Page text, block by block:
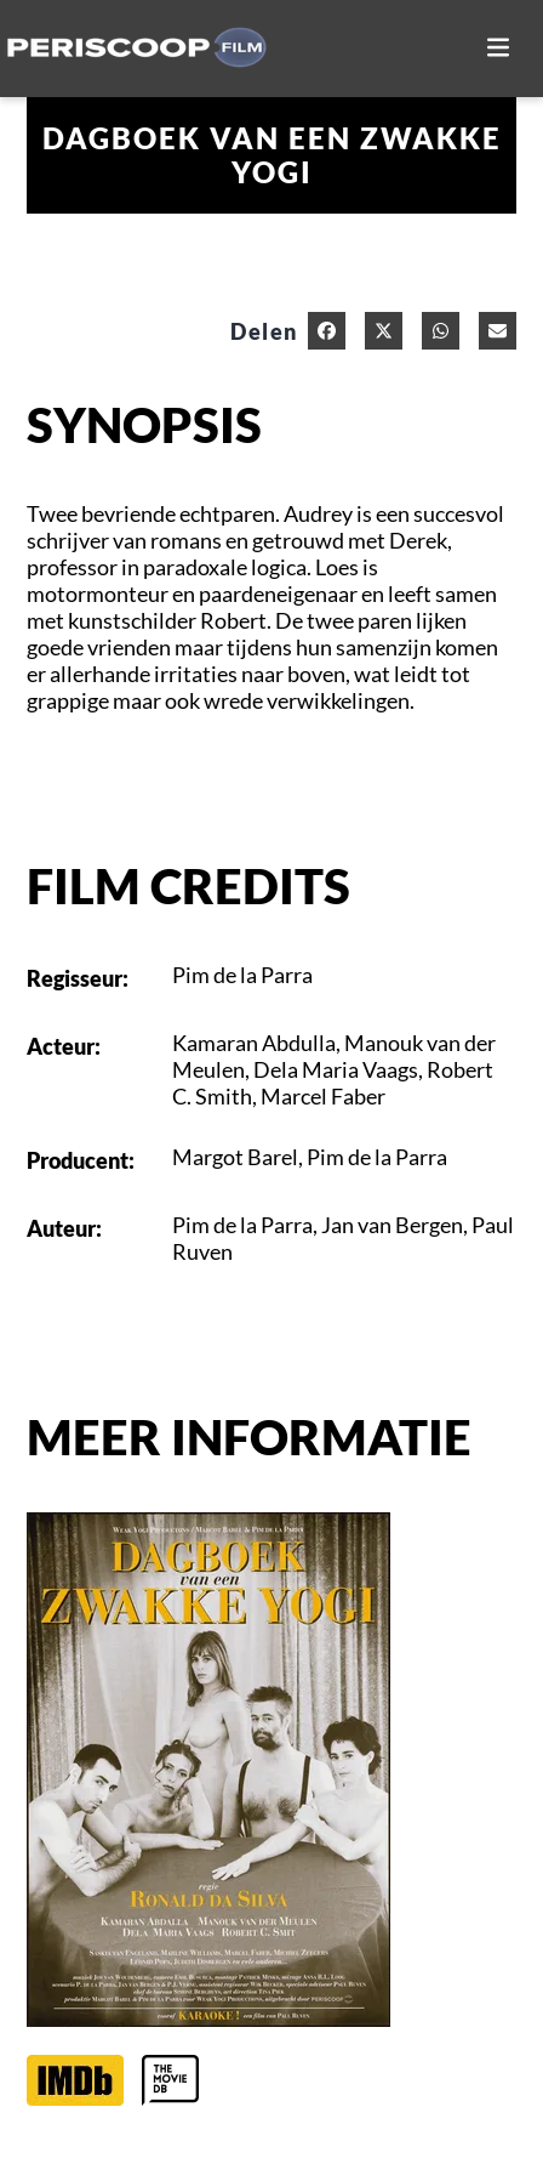
DAGBOEK VAN EEN ZWAKKE
YOGI
SYNOPSIS
Twee bevriende echtparen. Audrey is een succesvol
schrijver van romans en getrouwd met Derek,
professor in paradoxale logica. Loes is
motormonteur en paardeneigenaar en leeft samen
met kunstschilder Robert. De twee paren lijken
goede vrienden maar tijdens hun samenzijn komen
er allerhande irritaties naar boven, wat leidt tot
grappige maar ook wrede verwikkelingen.
FILM CREDITS
Regisseur: Pim de la Parra
Acteur: Kamaran Abdulla, Manouk van der
Meulen, Dela Maria Vaags, Robert
C. Smith, Marcel Faber
Producent: Margot Barel, Pim de la Parra
Auteur: Pim de la Parra, Jan van Bergen, Paul
Ruven
MEER INFORMATIE
Delen